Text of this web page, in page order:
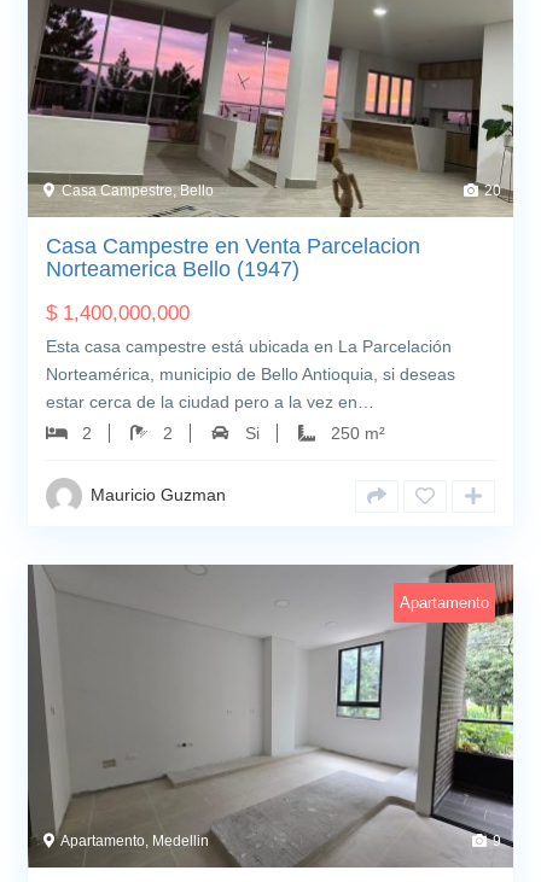
Casa Campestre, Bello 20
Casa Campestre en Venta Parcelacion
Norteamerica Bello (1947)
$ 1,400,000,000
Esta casa campestre está ubicada en La Parcelación
Norteamérica, municipio de Bello Antioquia, si deseas
estar cerca de la ciudad pero a la vez en…
2
2 Si 250 m²
Mauricio Guzman
Apartamento
Apartamento, Medellin 9